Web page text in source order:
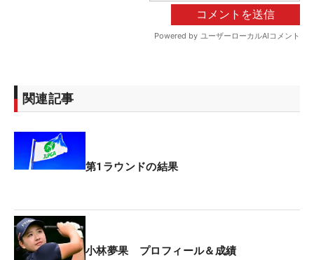
関連記事
第1ラウンドの結果
小林夢果 プロフィール＆成績